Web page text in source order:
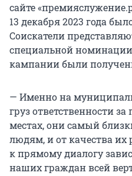
сайте
13 декабря 2023 года
Соискатели
специальной
кампании были
— Именно на
груз ответственности
местах, они самый
людям, и от качества их
к прямому диалогу
наших граждан всей